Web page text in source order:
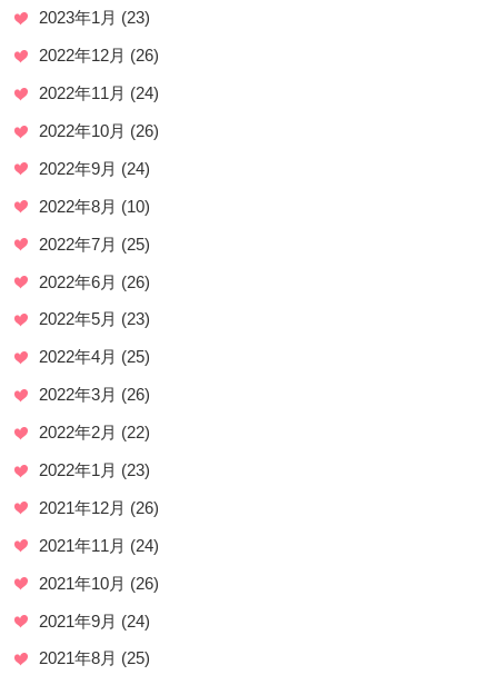
2023年1月 (23)
2022年12月 (26)
2022年11月 (24)
2022年10月 (26)
2022年9月 (24)
2022年8月 (10)
2022年7月 (25)
2022年6月 (26)
2022年5月 (23)
2022年4月 (25)
2022年3月 (26)
2022年2月 (22)
2022年1月 (23)
2021年12月 (26)
2021年11月 (24)
2021年10月 (26)
2021年9月 (24)
2021年8月 (25)